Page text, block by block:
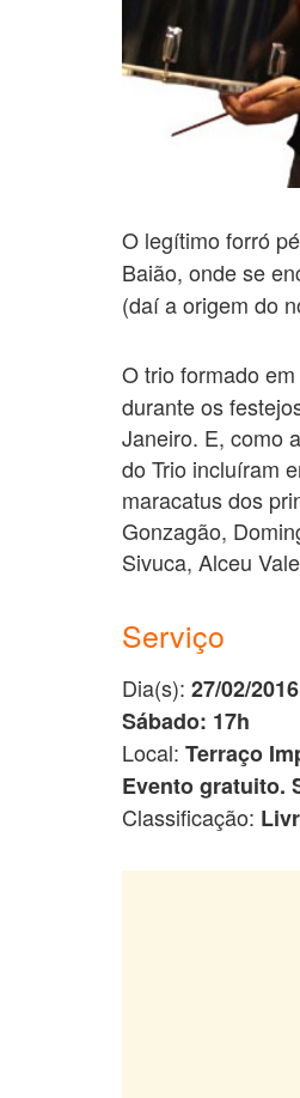
O legítimo forró
Baião, onde se
(daí a origem do
O trio formado
durante os
Janeiro. E, como
do Trio incluíram
maracatus dos
Gonzagão,
Sivuca, Alceu
Serviço
Dia(s): 27/02/2016
Sábado: 17h
Local: Terraço
Evento gratuito.
Classificação: